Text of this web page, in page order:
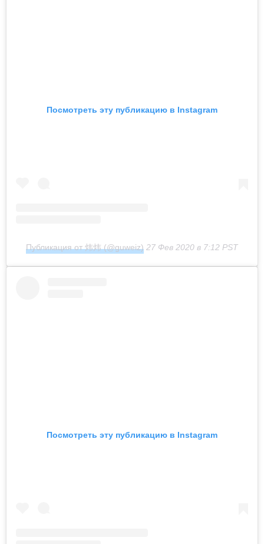
Посмотреть эту публикацию в Instagram
Публикация от 炜炜 (@guweiz) 27 Фев 2020 в 7:12 PST
Посмотреть эту публикацию в Instagram